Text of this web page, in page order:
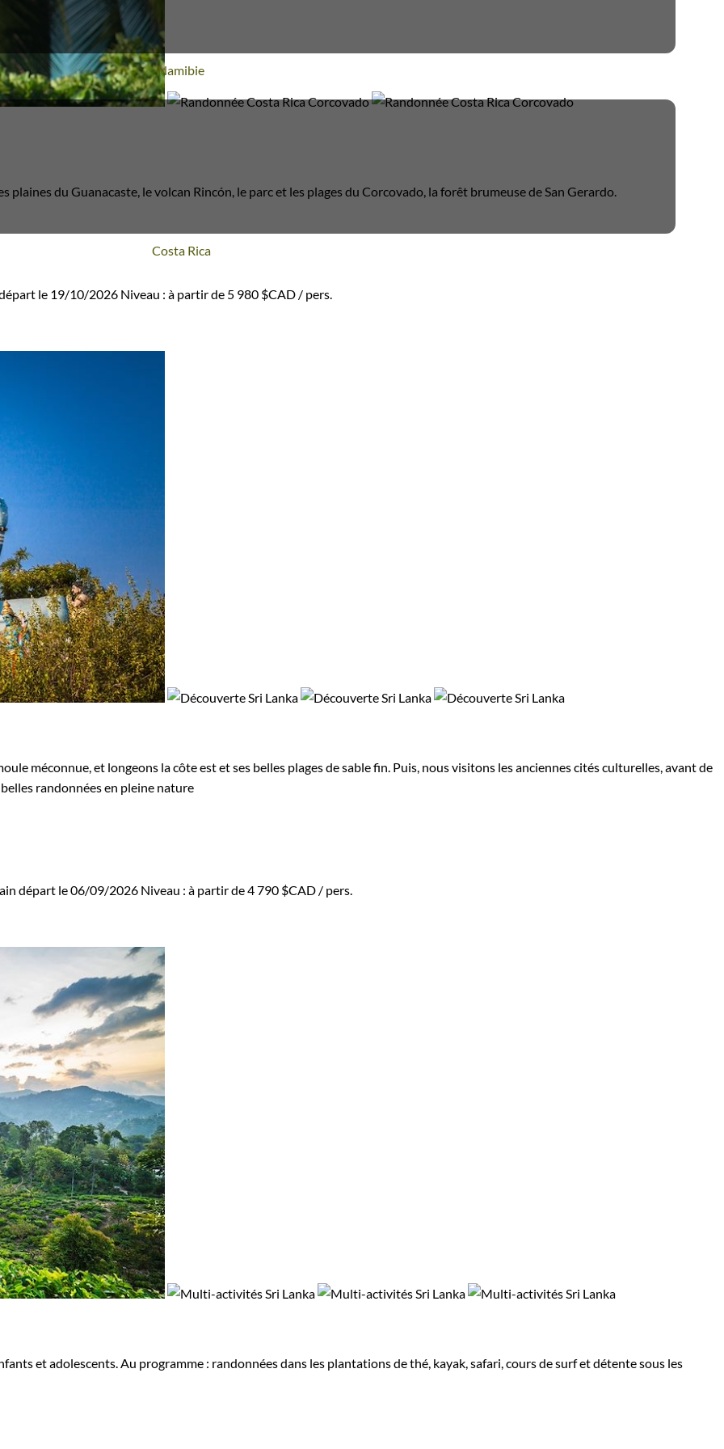
Voyage
Namibie
Voyage
Costa Rica
plaines du Guanacaste, le volcan Rincón, le parc et les plages du Corcovado, la forêt brumeuse de San Gerardo.
le 19/10/2026 Niveau : à partir de 5 980 $CAD / pers.
méconnue, et longeons la côte est et ses belles plages de sable fin. Puis, nous visitons les anciennes cités culturelles, avant de
randonnées en pleine nature
départ le 06/09/2026 Niveau : à partir de4 790 $CAD / pers.
et adolescents. Au programme : randonnées dans les plantations de thé, kayak, safari, cours de surf et détente sous les